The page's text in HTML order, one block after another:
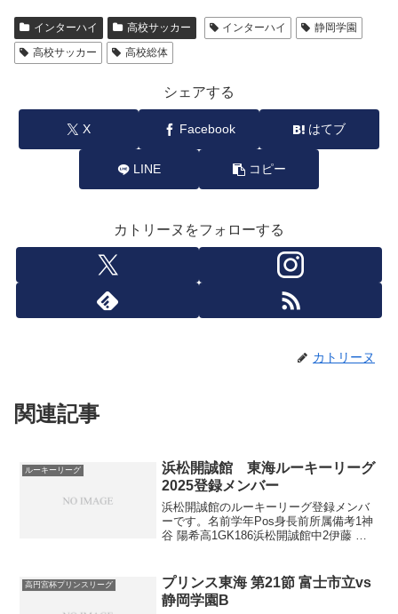
インターハイ 高校サッカー インターハイ
静岡学園
高校サッカー
高校総体
シェアする
X Facebook はてブ
LINE コピー
カトリーヌをフォローする
カトリーヌ
関連記事
ルーキーリーグ
浜松開誠館 東海ルーキーリーグ
2025登録メンバー
浜松開誠館のルーキーリーグ登録メンバ
ーです。名前学年Pos身長前所属備考1神
谷 陽希高1GK186浜松開誠館中2伊藤 冬
柏レイソルAA長生5山田 拓磨高...
高円宮杯プリンスリーグ
プリンス東海 第21節 富士市立vs
静岡学園B